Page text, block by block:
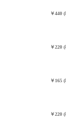
￥440
￥220
￥165
￥220